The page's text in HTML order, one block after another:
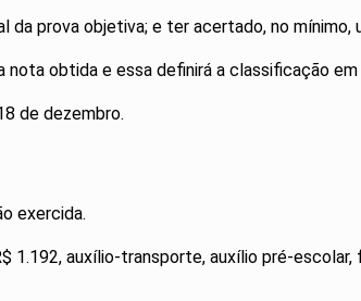
prova objetiva; e ter acertado, no mínimo,
obtida e essa definirá a classificação
de dezembro.
exercida.
auxílio-transporte, auxílio pré-